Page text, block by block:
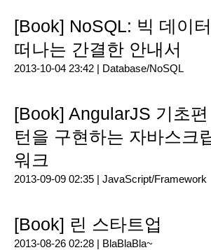
[Book] NoSQL: 빅 데이
떠나는 간결한 안내서
2013-10-04 23:42 | Database/NoSQL
[Book] AngularJS 기초
턴을 구현하는 자바스크
워크
2013-09-09 02:35 | JavaScript/Framework
[Book] 린 스타트업
2013-08-26 02:28 | BlaBlaBla~